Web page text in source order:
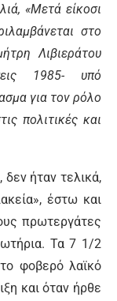
«Μετά είκοσι
στο
Λιβιεράτου
1985- υπό
για τον ρόλο
πολιτικές και
δεν ήταν τελικά,
έστω και
πρωτεργάτες
Τα 7 1/2
φοβερό λαϊκό
και όταν ήρθε